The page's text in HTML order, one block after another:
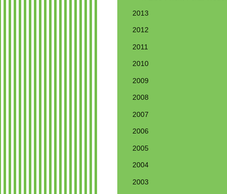
2013
2012
2011
2010
2009
2008
2007
2006
2005
2004
2003